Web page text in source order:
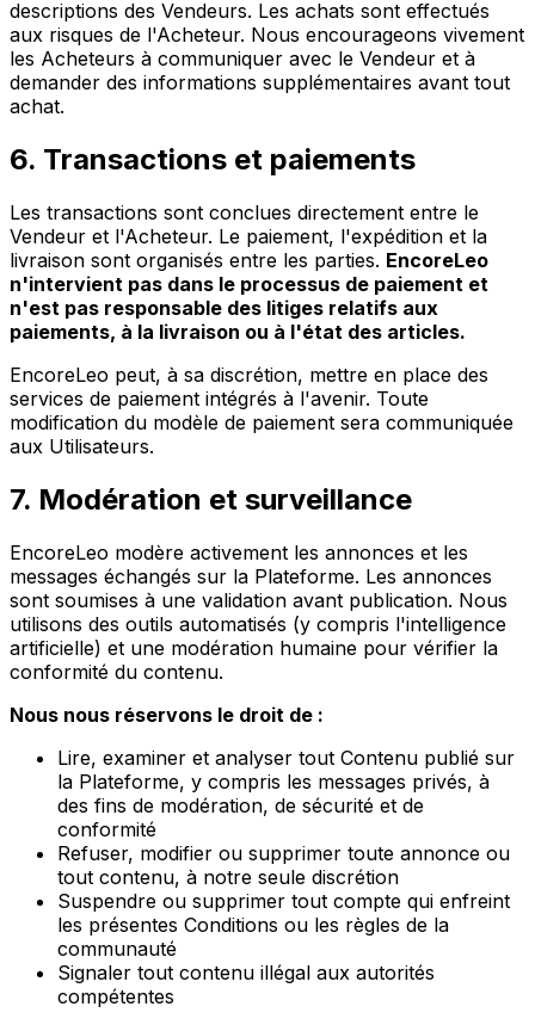
descriptions des Vendeurs. Les achats sont effectués
aux risques de l'Acheteur. Nous encourageons vivement
les Acheteurs à communiquer avec le Vendeur et à
demander des informations supplémentaires avant tout
achat.
6. Transactions et paiements
Les transactions sont conclues directement entre le
Vendeur et l'Acheteur. Le paiement, l'expédition et la
livraison sont organisés entre les parties. EncoreLeo
n'intervient pas dans le processus de paiement et
n'est pas responsable des litiges relatifs aux
paiements, à la livraison ou à l'état des articles.
EncoreLeo peut, à sa discrétion, mettre en place des
services de paiement intégrés à l'avenir. Toute
modification du modèle de paiement sera communiquée
aux Utilisateurs.
7. Modération et surveillance
EncoreLeo modère activement les annonces et les
messages échangés sur la Plateforme. Les annonces
sont soumises à une validation avant publication. Nous
utilisons des outils automatisés (y compris l'intelligence
artificielle) et une modération humaine pour vérifier la
conformité du contenu.
Nous nous réservons le droit de :
Lire, examiner et analyser tout Contenu publié sur
la Plateforme, y compris les messages privés, à
des fins de modération, de sécurité et de
conformité
Refuser, modifier ou supprimer toute annonce ou
tout contenu, à notre seule discrétion
Suspendre ou supprimer tout compte qui enfreint
les présentes Conditions ou les règles de la
communauté
Signaler tout contenu illégal aux autorités
compétentes